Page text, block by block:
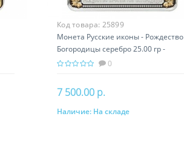
Код товара: 25899
Монета Русские иконы - Рождество
Богородицы серебро 25.00 гр -
православные святыни
0
7 500.00 р.
В корзину
Наличие: На складе